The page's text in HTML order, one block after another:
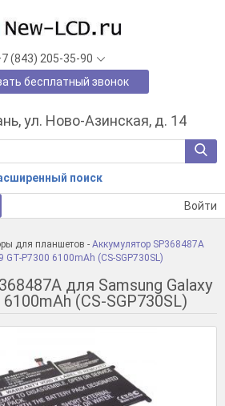
ул. Ново-Азинская, д. 14
поиск
(843) 205-35-90
бесплатный звонок
Войти
для планшетов - Аккумулятор SP368487A
P7300 6100mAh (CS-SGP730SL)
для Samsung Galaxy
(CS-SGP730SL)